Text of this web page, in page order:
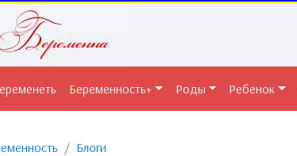
Беременность+ Роды Ребенок
Блоги